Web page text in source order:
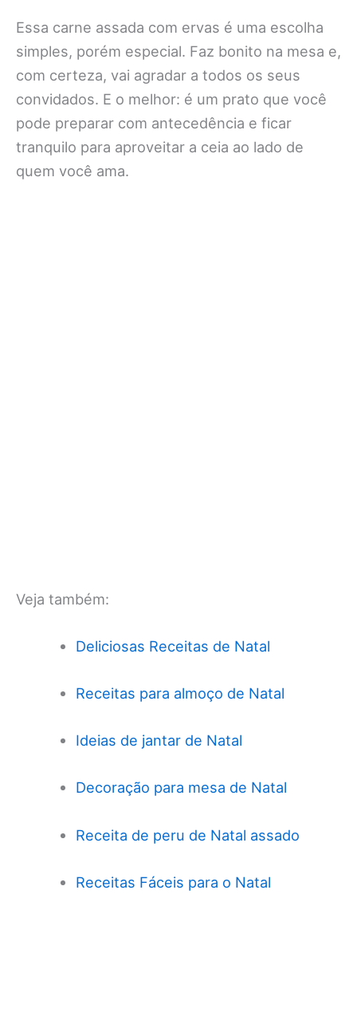
Essa carne assada com ervas é uma escolha
simples, porém especial. Faz bonito na mesa e,
com certeza, vai agradar a todos os seus
convidados. E o melhor: é um prato que você
pode preparar com antecedência e ficar
tranquilo para aproveitar a ceia ao lado de
quem você ama.
Veja também:
Deliciosas Receitas de Natal
Receitas para almoço de Natal
Ideias de jantar de Natal
Decoração para mesa de Natal
Receita de peru de Natal assado
Receitas Fáceis para o Natal